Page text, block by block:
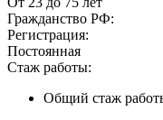
Гражданство РФ:
Регистрация:
Постоянная
Стаж работы:
Общий стаж